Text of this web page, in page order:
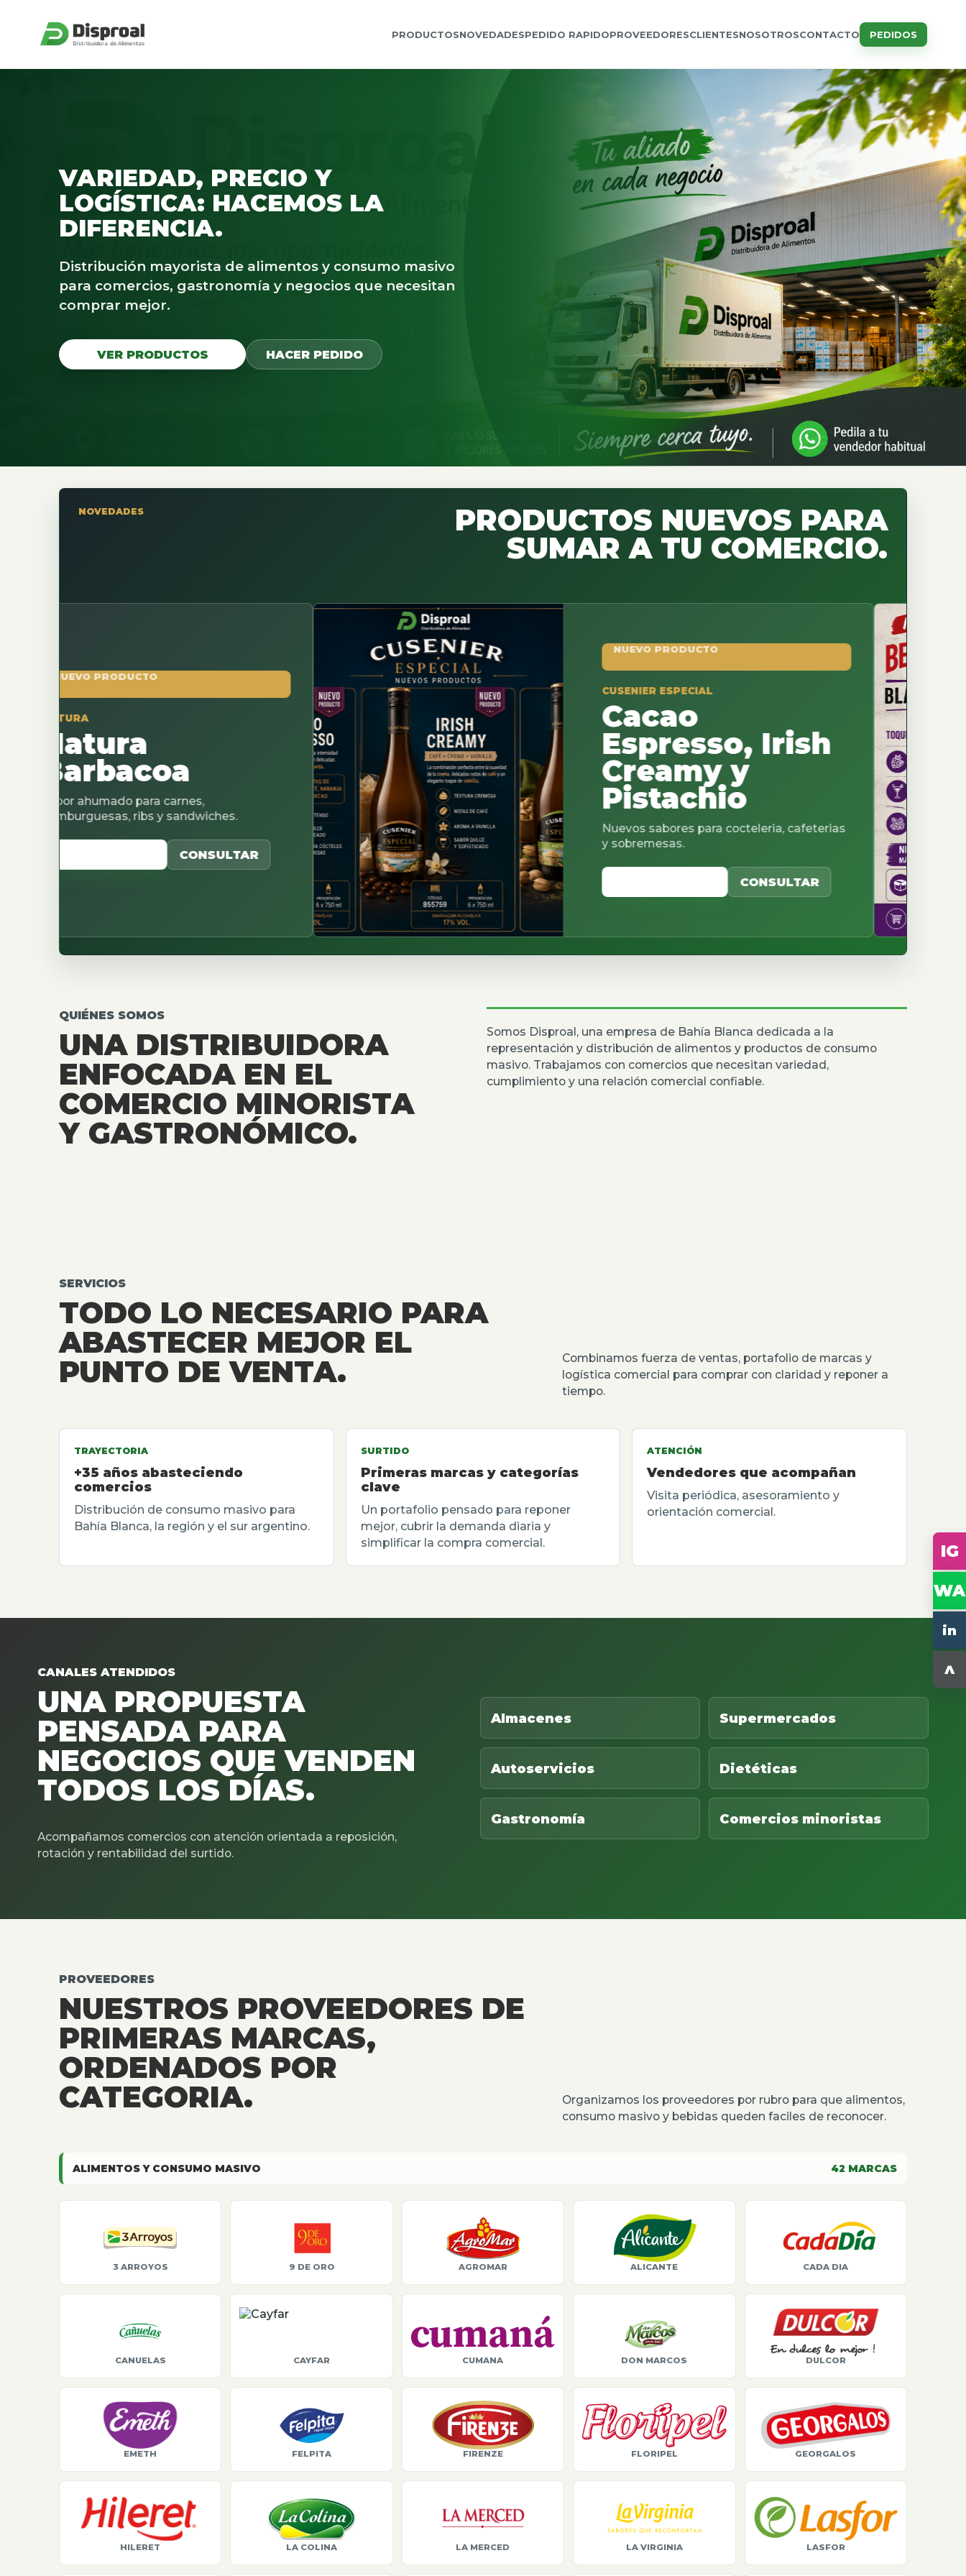
PRODUCTOSNOVEDADESPEDIDO RAPIDOPROVEEDORESCLIENTESNOSOTROSCONTACTO PEDIDOS
VARIEDAD, PRECIO Y
LOGÍSTICA: HACEMOS LA
DIFERENCIA.
Distribución mayorista de alimentos y consumo masivo
para comercios, gastronomía y negocios que necesitan
comprar mejor.
VER PRODUCTOS HACER PEDIDO
NOVEDADES PRODUCTOS NUEVOS PARA
SUMAR A TU COMERCIO.
PRODUCTO
para carnes,
ribs y sandwiches.
NUEVO PRODUCTO
CUSENIER ESPECIAL
Cacao
Espresso, Irish
Creamy y
Pistachio
Nuevos sabores para cocteleria, cafeterias
y sobremesas.
VER CATALOGO
QUIÉNES SOMOS
UNA DISTRIBUIDORA
ENFOCADA EN EL
COMERCIO MINORISTA
Y GASTRONÓMICO.
Somos Disproal, una empresa de Bahía Blanca dedicada a la
representación y distribución de alimentos y productos de consumo
masivo. Trabajamos con comercios que necesitan variedad,
cumplimiento y una relación comercial confiable.
SERVICIOS
TODO LO NECESARIO PARA
ABASTECER MEJOR EL
PUNTO DE VENTA.
Combinamos fuerza de ventas, portafolio de marcas y
logística comercial para comprar con claridad y reponer a
tiempo.
TRAYECTORIA
+35 años abasteciendo
comercios
Distribución de consumo masivo para
Bahía Blanca, la región y el sur argentino.
SURTIDO
Primeras marcas y categorías
clave
Un portafolio pensado para reponer
mejor, cubrir la demanda diaria y
simplificar la compra comercial.
ATENCIÓN
Vendedores que acompañan
Visita periódica, asesoramiento y
orientación comercial.
CANALES ATENDIDOS
UNA PROPUESTA
PENSADA PARA
NEGOCIOS QUE VENDEN
TODOS LOS DÍAS.
Acompañamos comercios con atención orientada a reposición,
rotación y rentabilidad del surtido.
Almacenes Supermercados
Autoservicios Dietéticas
Gastronomía Comercios minoristas
PROVEEDORES
NUESTROS PROVEEDORES DE
PRIMERAS MARCAS,
ORDENADOS POR
CATEGORIA.
Organizamos los proveedores por rubro para que alimentos,
consumo masivo y bebidas queden faciles de reconocer.
ALIMENTOS Y CONSUMO MASIVO 42 MARCAS
3 ARROYOS 9 DE ORO AGROMAR ALICANTE CADA DIA
CANUELAS CAYFAR CUMANA DON MARCOS DULCOR
EMETH FELPITA FIRENZE FLORIPEL GEORGALOS
HILERET LA COLINA LA MERCED LA VIRGINIA LASFOR
IG
WA
in
^